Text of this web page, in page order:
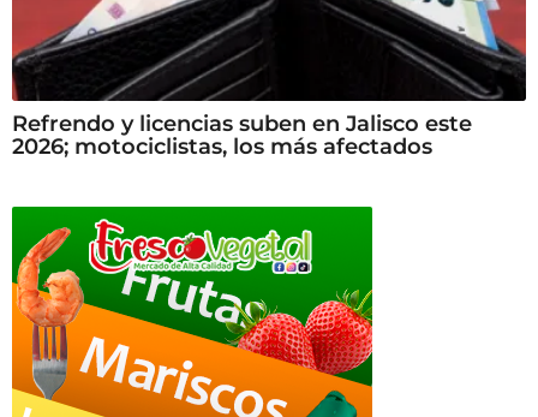
Refrendo y licencias suben en Jalisco este
2026; motociclistas, los más afectados